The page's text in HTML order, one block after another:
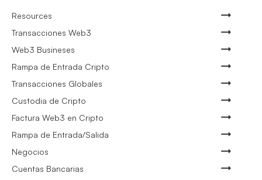
Resources
Transacciones Web3
Web3 Busineses
Rampa de Entrada Cripto
Transacciones Globales
Custodia de Cripto
Factura Web3 en Cripto
Rampa de Entrada/Salida
Negocios
Cuentas Bancarias